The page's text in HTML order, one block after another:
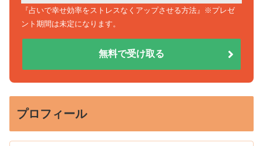
『占いで幸せ効率をストレスなくアップさせる方法』※プレゼ
ント期間は未定になります。
無料で受け取る
プロフィール